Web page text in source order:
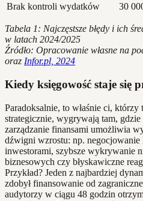
Brak kontroli wydatków
30
Tabela 1: Najczęstsze błędy i ich
w latach 2024/2025
Źródło: Opracowanie własne na
oraz Infor.pl, 2024
Kiedy księgowość staje się
Paradoksalnie, to właśnie ci,
strategicznie, wygrywają tam,
zarządzanie finansami umożliwia
dźwigni wzrostu: np.
inwestorami, szybsze wykrywanie
biznesowych czy błyskawiczne
Przykład? Jeden z najbardziej
zdobył finansowanie od
audytorzy w ciągu 48 godzin